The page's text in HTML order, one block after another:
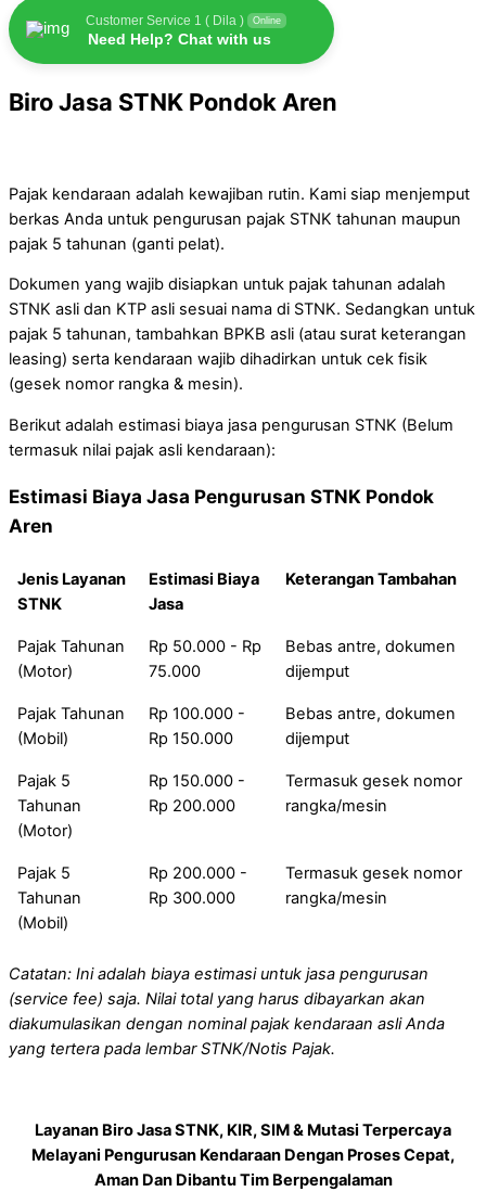
Customer Service 1 ( Dila ) Online
Need Help? Chat with us
Biro Jasa STNK Pondok Aren
Pajak kendaraan adalah kewajiban rutin. Kami siap menjemput
berkas Anda untuk pengurusan pajak STNK tahunan maupun
pajak 5 tahunan (ganti pelat).
Dokumen yang wajib disiapkan untuk pajak tahunan adalah
STNK asli dan KTP asli sesuai nama di STNK. Sedangkan untuk
pajak 5 tahunan, tambahkan BPKB asli (atau surat keterangan
leasing) serta kendaraan wajib dihadirkan untuk cek fisik
(gesek nomor rangka & mesin).
Berikut adalah estimasi biaya jasa pengurusan STNK (Belum
termasuk nilai pajak asli kendaraan):
Estimasi Biaya Jasa Pengurusan STNK Pondok
Aren
Jenis Layanan
STNK
Estimasi Biaya
Jasa
Keterangan Tambahan
Pajak Tahunan
(Motor)
Rp 50.000 - Rp
75.000
Bebas antre, dokumen
dijemput
Pajak Tahunan
(Mobil)
Rp 100.000 -
Rp 150.000
Bebas antre, dokumen
dijemput
Pajak 5
Tahunan
(Motor)
Rp 150.000 -
Rp 200.000
Termasuk gesek nomor
rangka/mesin
Pajak 5
Tahunan
(Mobil)
Rp 200.000 -
Rp 300.000
Termasuk gesek nomor
rangka/mesin
Catatan: Ini adalah biaya estimasi untuk jasa pengurusan
(service fee) saja. Nilai total yang harus dibayarkan akan
diakumulasikan dengan nominal pajak kendaraan asli Anda
yang tertera pada lembar STNK/Notis Pajak.
Layanan Biro Jasa STNK, KIR, SIM & Mutasi Terpercaya
Melayani Pengurusan Kendaraan Dengan Proses Cepat,
Aman Dan Dibantu Tim Berpengalaman